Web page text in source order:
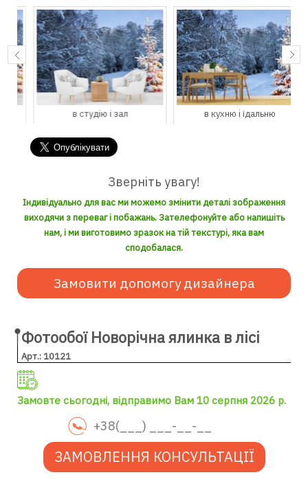
в студію і зал в кухню і їдальню
Зверніть увагу!
Індивідуально для вас ми можемо змінити деталі зображення
виходячи з переваг і побажань. Зателефонуйте або напишіть
нам, і ми виготовимо зразок на тій текстурі, яка вам
сподобалася.
Замовити допомогу дизайнера
Фотообої Новорічна ялинка в лісі
Арт.: 10121
Замовте сьогодні, відправимо Вам 10 серпня 2026 р.
ЗАМОВЛЕННЯ КОНСУЛЬТАЦІЇ